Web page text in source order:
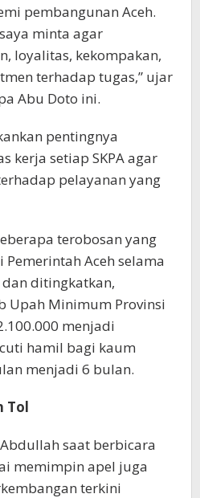
pembangunan Aceh.
minta agar
loyalitas, kekompakan,
terhadap tugas,” ujar
Abu Doto ini.
pentingnya
kerja setiap SKPA agar
pelayanan yang
terobosan yang
Aceh selama
ditingkatkan,
Upah Minimum Provinsi
menjadi
hamil bagi kaum
menjadi 6 bulan.
Tol
saat berbicara
memimpin apel juga
terkini